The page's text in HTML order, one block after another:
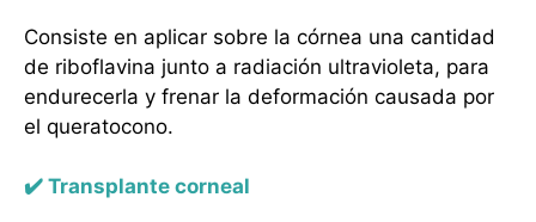
Consiste en aplicar sobre la córnea una cantidad
de riboflavina junto a radiación ultravioleta, para
endurecerla y frenar la deformación causada por
el queratocono.
✔️ Transplante corneal